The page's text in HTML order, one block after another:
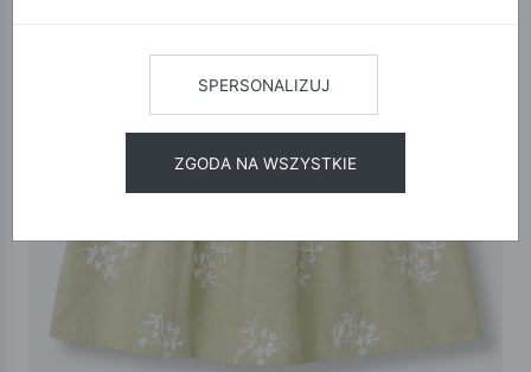
SPERSONALIZUJ
ZGODA NA WSZYSTKIE